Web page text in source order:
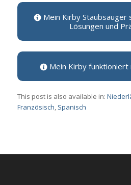
Mein Kirby Staubsauger
Lösungen und
Mein Kirby funktioniert
This post is also available in:
Französisch Spanisch